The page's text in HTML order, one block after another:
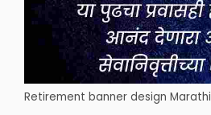
Retirement banner design Marathi